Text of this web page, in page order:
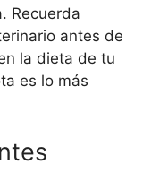
Recuerda
antes de
la dieta de tu
es lo más